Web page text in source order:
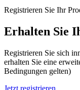
Registrieren Sie Ihr
Erhalten Sie
Registrieren Sie sich
erhalten Sie eine
Bedingungen gelten)
Jetzt registrieren